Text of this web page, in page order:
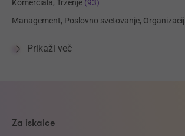
Komerciala, Trženje (93)
Management, Poslovno svetovanje,
Prikaži več
Za iskalce